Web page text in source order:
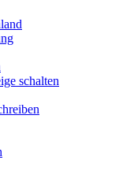
schalten